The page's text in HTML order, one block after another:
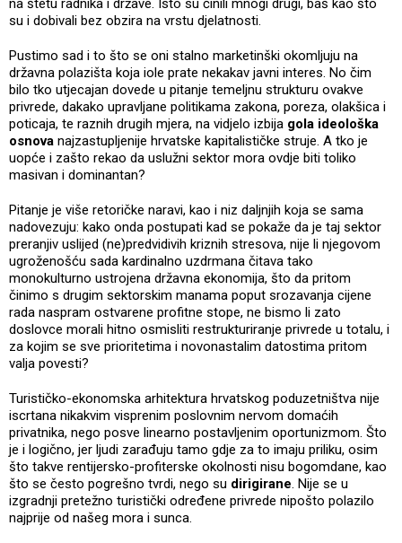
su i dobivali bez obzira na vrstu djelatnosti.
Pustimo sad i to što se oni stalno marketinški okomljuju na
državna polazišta koja iole prate nekakav javni interes. No čim
bilo tko utjecajan dovede u pitanje temeljnu strukturu ovakve
privrede, dakako upravljane politikama zakona, poreza, olakšica i
poticaja, te raznih drugih mjera, na vidjelo izbija gola ideološka
osnova najzastupljenije hrvatske kapitalističke struje. A tko je
uopće i zašto rekao da uslužni sektor mora ovdje biti toliko
masivan i dominantan?
Pitanje je više retoričke naravi, kao i niz daljnjih koja se sama
nadovezuju: kako onda postupati kad se pokaže da je taj sektor
preranjiv uslijed (ne)predvidivih kriznih stresova, nije li njegovom
ugroženošću sada kardinalno uzdrmana čitava tako
monokulturno ustrojena državna ekonomija, što da pritom
činimo s drugim sektorskim manama poput srozavanja cijene
rada naspram ostvarene profitne stope, ne bismo li zato
doslovce morali hitno osmisliti restrukturiranje privrede u totalu, i
za kojim se sve prioritetima i novonastalim datostima pritom
valja povesti?
Turističko-ekonomska arhitektura hrvatskog poduzetništva nije
iscrtana nikakvim visprenim poslovnim nervom domaćih
privatnika, nego posve linearno postavljenim oportunizmom. Što
je i logično, jer ljudi zarađuju tamo gdje za to imaju priliku, osim
što takve rentijersko-profiterske okolnosti nisu bogomdane, kao
što se često pogrešno tvrdi, nego su dirigirane . Nije se u
izgradnji pretežno turistički određene privrede nipošto polazilo
najprije od našeg mora i sunca.